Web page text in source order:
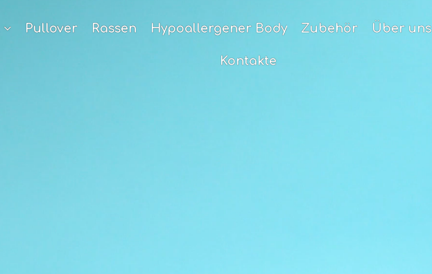
Pullover Rassen Hypoallergener Body Zubehör Über uns
Kontakte